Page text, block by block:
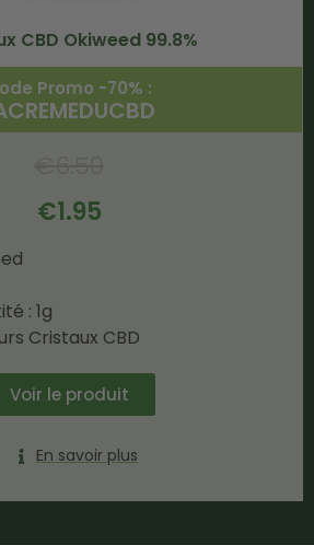
CBD Okiweed 99.8%
Promo -70% :
€1.95
: 1g
Cristaux CBD
Voir le produit
En savoir plus